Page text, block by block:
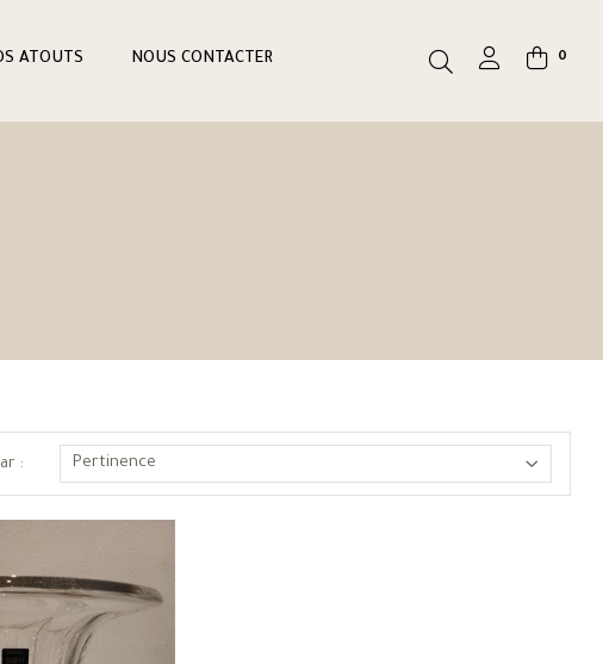
ATOUTS NOUS CONTACTER 0
: Pertinence